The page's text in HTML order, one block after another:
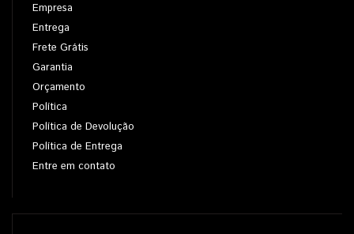
Empresa
Entrega
Frete Grátis
Garantia
Orçamento
Política
Política de Devolução
Política de Entrega
Entre em contato